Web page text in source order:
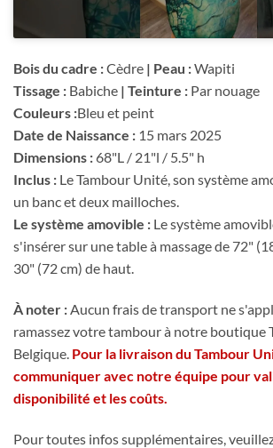
Bois du cadre :Cèdre | Peau :Wapiti
Tissage : Babiche | Teinture : Par nouage
Couleurs :Bleu et peint
Date de Naissance : 15 mars 2025
Dimensions : 68"L / 21"l / 5.5" h
Inclus : Le Tambour Unité, son système
un banc et deux mailloches.
Le système amovible : Le système
s'insérer sur une table à massage de 72"
30" (72 cm) de haut.
À noter :Aucun frais de transport ne
ramassez votre tambour à notre boutique
Belgique. Pour la livraison du Tambour
communiquer avec notre équipe pour
disponibilité et les coûts.
Pour toutes infos supplémentaires,